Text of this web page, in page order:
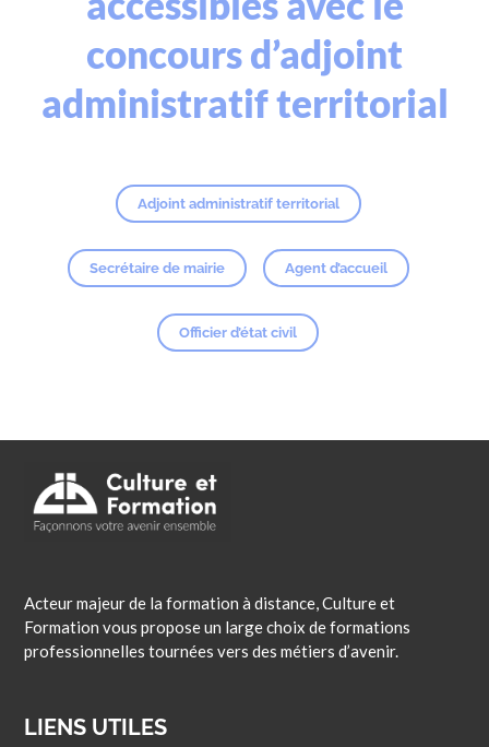
concours d’adjoint
administratif territorial
Adjoint administratif territorial
Secrétaire de mairie Agent d’accueil
Officier d’état civil
Acteur majeur de la formation à distance, Culture et
Formation vous propose un large choix de formations
professionnelles tournées vers des métiers d’avenir.
LIENS UTILES